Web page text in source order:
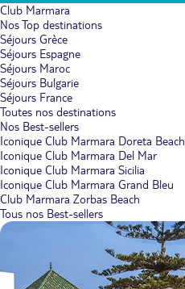
Club Marmara
Nos Top destinations
Séjours Grèce
Séjours Espagne
Séjours Maroc
Séjours Bulgarie
Séjours France
Toutes nos destinations
Nos Best-sellers
Iconique Club Marmara Doreta Beach
Iconique Club Marmara Del Mar
Iconique Club Marmara Sicilia
Iconique Club Marmara Grand Bleu
Club Marmara Zorbas Beach
Tous nos Best-sellers